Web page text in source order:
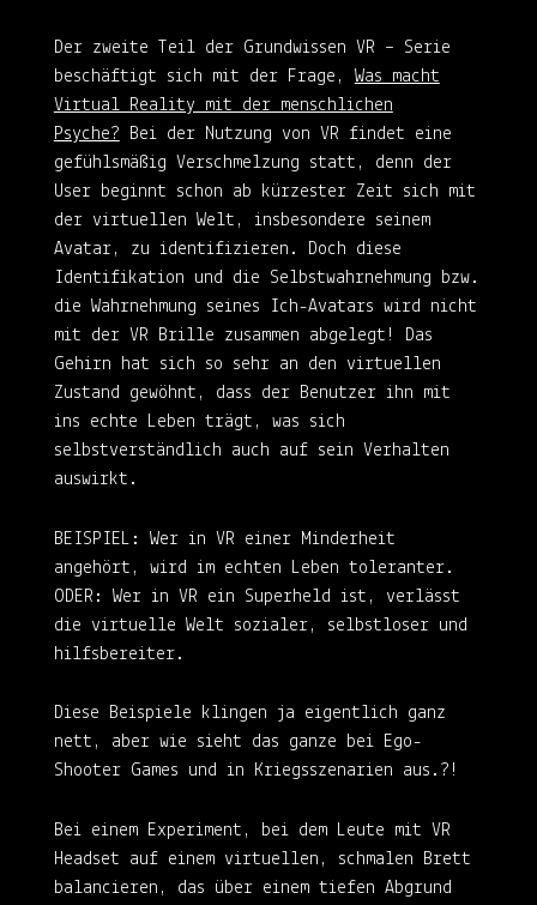
Der zweite Teil der Grundwissen VR – Serie
beschäftigt sich mit der Frage, Was macht
Virtual Reality mit der menschlichen
Psyche? Bei der Nutzung von VR findet eine
gefühlsmäßig Verschmelzung statt, denn der
User beginnt schon ab kürzester Zeit sich mit
der virtuellen Welt, insbesondere seinem
Avatar, zu identifizieren. Doch diese
Identifikation und die Selbstwahrnehmung bzw.
die Wahrnehmung seines Ich-Avatars wird nicht
mit der VR Brille zusammen abgelegt! Das
Gehirn hat sich so sehr an den virtuellen
Zustand gewöhnt, dass der Benutzer ihn mit
ins echte Leben trägt, was sich
selbstverständlich auch auf sein Verhalten
auswirkt.
BEISPIEL: Wer in VR einer Minderheit
angehört, wird im echten Leben toleranter.
ODER: Wer in VR ein Superheld ist, verlässt
die virtuelle Welt sozialer, selbstloser und
hilfsbereiter.
Diese Beispiele klingen ja eigentlich ganz
nett, aber wie sieht das ganze bei Ego-
Shooter Games und in Kriegsszenarien aus.?!
Bei einem Experiment, bei dem Leute mit VR
Headset auf einem virtuellen, schmalen Brett
balancieren, das über einem tiefen Abgrund